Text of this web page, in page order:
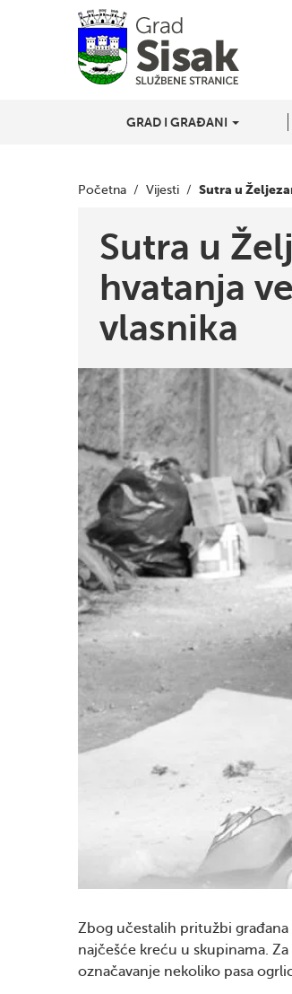
GRAD I GRAĐANI
Početna / Vijesti / Sutra u
Sutra u
hvatanja
vlasnika
Zbog učestalih pritužbi građana
najčešće kreću u skupinama.
označavanje nekoliko pasa